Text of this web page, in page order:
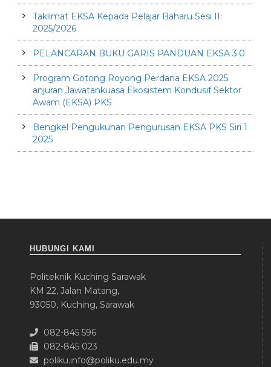
Taklimat EKSA Kepada Pelajar Baharu Sesi II:
2025/2026
PELANCARAN BUKU GARIS PANDUAN EKSA 3.0
Program Gotong Royong Perdana EKSA 2025
anjuran Jawatankuasa Ekosistem Kondusif Sektor
Awam (EKSA) PKS
Bengkel Pengukuhan Pengurusan EKSA PKS Siri 1
2025
HUBUNGI KAMI
Politeknik Kuching Sarawak
KM 22, Jalan Matang,
93050, Kuching, Sarawak
082-845 596
082-845 023
poliku.info@poliku.edu.my